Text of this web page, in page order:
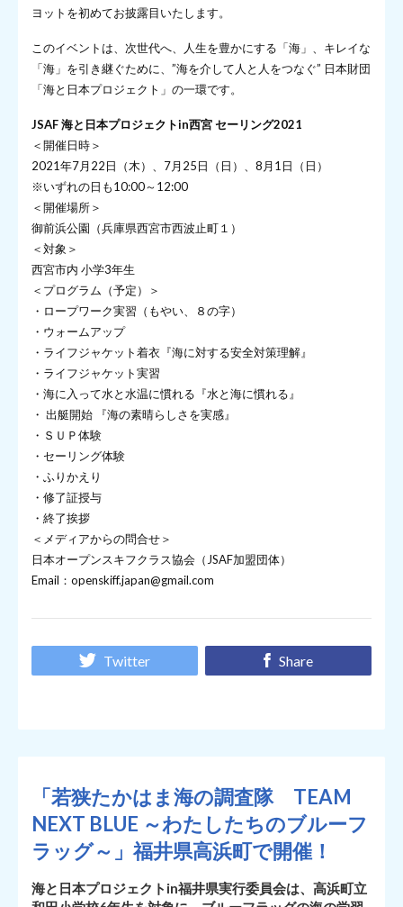
ヨットを初めてお披露目いたします。
このイベントは、次世代へ、人生を豊かにする「海」、キレイな
「海」を引き継ぐために、”海を介して人と人をつなぐ” 日本財団
「海と日本プロジェクト」の一環です。
JSAF 海と日本プロジェクトin西宮 セーリング2021
＜開催日時＞
2021年7月22日（木）、7月25日（日）、8月1日（日）
※いずれの日も10:00～12:00
＜開催場所＞
御前浜公園（兵庫県西宮市西波止町１）
＜対象＞
西宮市内 小学3年生
＜プログラム（予定）＞
・ロープワーク実習（もやい、８の字）
・ウォームアップ
・ライフジャケット着衣『海に対する安全対策理解』
・ライフジャケット実習
・海に入って水と水温に慣れる『水と海に慣れる』
・ 出艇開始 『海の素晴らしさを実感』
・ＳＵＰ体験
・セーリング体験
・ふりかえり
・修了証授与
・終了挨拶
＜メディアからの問合せ＞
日本オープンスキフクラス協会（JSAF加盟団体）
Email：openskiff.japan@gmail.com
Twitter Share
「若狭たかはま海の調査隊 TEAM
NEXT BLUE ～わたしたちのブルーフ
ラッグ～」福井県高浜町で開催！
海と日本プロジェクトin福井県実行委員会は、高浜町立